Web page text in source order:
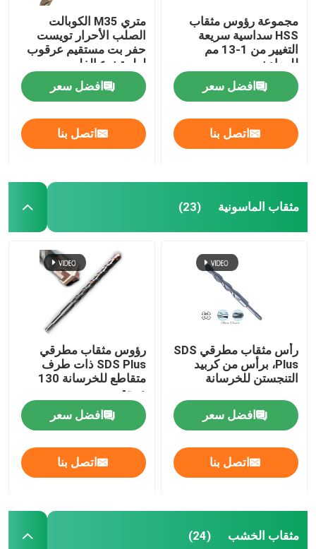
مجموعة رؤوس مثقاب
HSS سداسية سريعة
التغيير من 1-13 مم
للمعادن
افضل سعر
اتصل بنا
متري M35 الكوبالت
الصلب الأحرار تويست
حفر بت مستقيم عرقوب
لولبية نوع الفلوت
افضل سعر
اتصل بنا
مثقاب الماسونية (23)
رأس مثقاب مطرقي SDS
Plus، برأس من كربيد
التنجستن للخرسانة
افضل سعر
اتصل بنا
رؤوس مثقاب مطرقي
SDS Plus ذات طرف
متقاطع للخرسانة 130
درجة
افضل سعر
اتصل بنا
مثقاب الخشب (24)